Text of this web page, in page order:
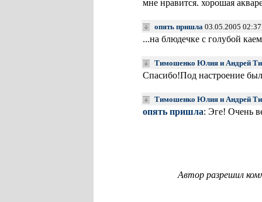
мне нравится. хорошая
опять пришла 03.05.2005
...на блюдечке с голубой
Тимошенко Юлия и Андрей
Спасибо!Под настроение
Тимошенко Юлия и Андрей
опять пришла: Эге! Очень
Автор разрешил